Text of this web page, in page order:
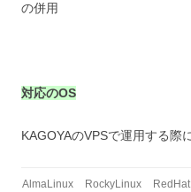
の併用
対応のOS
KAGOYAのVPSで運用する際
AlmaLinux RockyLinux RedHat